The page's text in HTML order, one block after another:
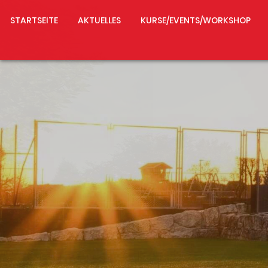
STARTSEITE AKTUELLES KURSE/EVENTS/WORKSHOP